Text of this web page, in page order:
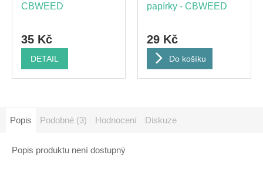
CBWEED
35 Kč
DETAIL
papírky - CBWEED
29 Kč
Do košíku
Popis Podobné (3) Hodnocení Diskuze
Popis produktu není dostupný